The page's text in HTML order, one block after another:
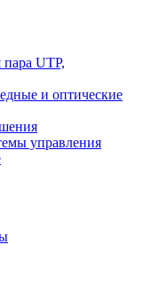
UTP,
и оптические
управления